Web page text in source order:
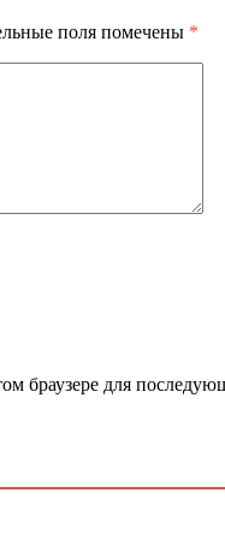
поля помечены *
браузере для